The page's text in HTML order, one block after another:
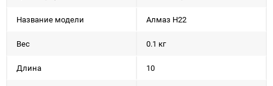
Название модели Алмаз Н22
Вес 0.1 кг
Длина 10